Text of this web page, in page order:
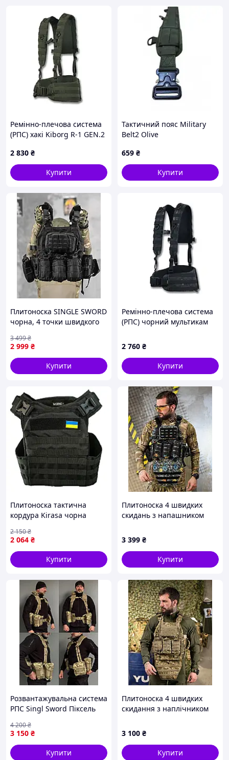
Комплектація:
РПС пояс;
підсумками для скидання 1шт;
підсумок на липучці 1шт;
підсумок на гумці 1шт;
підсумок аптечка 1шт.
Ремінно-плечова система
(РПС) хакі Kiborg R-1 GEN.2
2 830 ₴
Купити
Тактичний пояс Military
Belt2 Olive
659 ₴
Купити
Плитоноска SINGLE SWORD
чорна, 4 точки швидкого
2 999 ₴
3 499₴
Купити
Ремінно-плечова система
(РПС) чорний мультикам
2 760 ₴
Купити
Плитоноска тактична
кордура Kirasa чорна
2 064 ₴
2 150₴
Купити
Плитоноска 4 швидких
скидань з напашником
3 399 ₴
Купити
Розвантажувальна система
РПС Singl Sword Піксель
3 150 ₴
4 200₴
Купити
Плитоноска 4 швидких
скидання з наплічником
3 100 ₴
Купити